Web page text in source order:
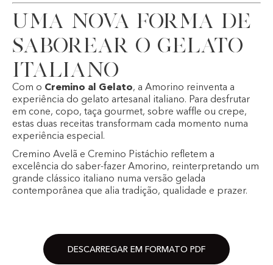
Uma nova forma de
saborear o gelato
italiano
Com o Cremino al Gelato, a Amorino reinventa a
experiência do gelato artesanal italiano. Para desfrutar
em cone, copo, taça gourmet, sobre waffle ou crepe,
estas duas receitas transformam cada momento numa
experiência especial.
Cremino Avelã e Cremino Pistáchio refletem a
excelência do saber-fazer Amorino, reinterpretando um
grande clássico italiano numa versão gelada
contemporânea que alia tradição, qualidade e prazer.
DESCARREGAR EM FORMATO PDF